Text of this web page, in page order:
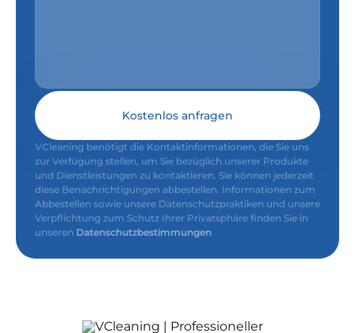
Kostenlos anfragen
VCleaning benötigt die Kontaktinformationen, die Sie uns
zur Verfügung stellen, um Sie bezüglich unserer Produkte
und Dienstleistungen zu kontaktieren. Sie können jederzeit
diese Benachrichtigungen abbestellen. Informationen zum
Abbestellen sowie unsere Datenschutzpraktiken und unsere
Verpflichtung zum Schutz Ihrer Privatsphäre finden Sie in
unseren Datenschutzbestimmungen